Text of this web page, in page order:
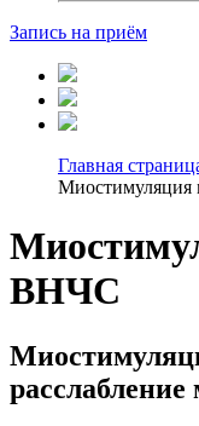
Запись на приём
Главная
ВНЧС